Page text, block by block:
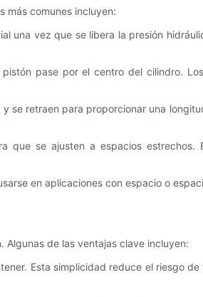
más comunes incluyen:
una vez que se libera la presión
pase por el centro del cilindro.
se retraen para proporcionar una
se ajusten a espacios estrechos.
en aplicaciones con espacio o
de las ventajas clave incluyen:
Esta simplicidad reduce el riesgo